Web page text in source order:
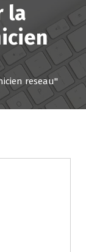
la
reseau"